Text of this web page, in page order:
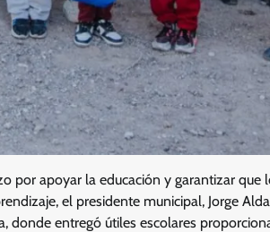
por apoyar la educación y garantizar que
el presidente municipal, Jorge
donde entregó útiles escolares